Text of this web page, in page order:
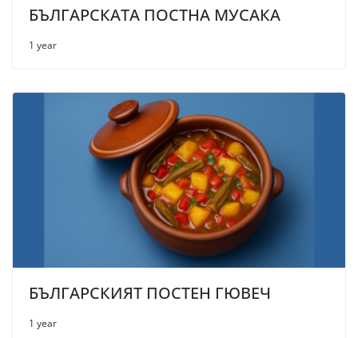
БЪЛГАРСКАТА ПОСТНА МУСАКА
1 year
БЪЛГАРСКИЯТ ПОСТЕН ГЮВЕЧ
1 year